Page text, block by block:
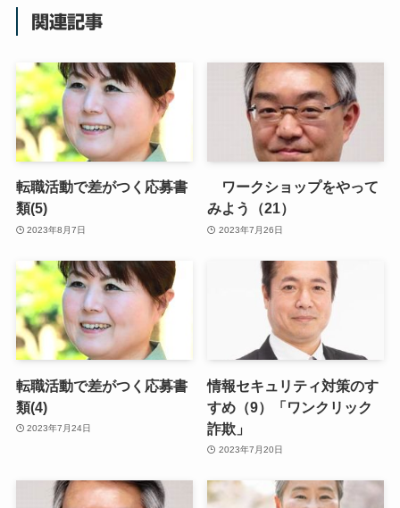
関連記事
転職活動で差がつく応募書
類(5)
2023年8月7日
ワークショップをやって
みよう（21）
2023年7月26日
転職活動で差がつく応募書
類(4)
2023年7月24日
情報セキュリティ対策のす
すめ（9）「ワンクリック
詐欺」
2023年7月20日